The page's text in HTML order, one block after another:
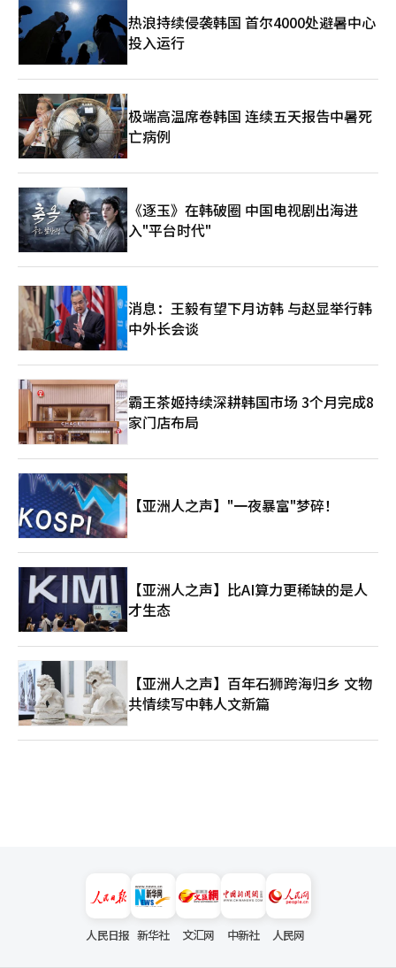
的增长势头持续。GS更鲜第二季度快速消费品销售额同比增长
49.5%。快速消费品在整体销售中所占比例也达到了9.9%，创下
历史新高。 购物频道GS购物在单品销售的推动下，继续改善业
绩。第二季度销售额为2682亿韩元，增长0.9%，营业利润为267
亿韩元，增长6%。自去年第四季度以来，连续三个季度业绩改
善。 GS购物在第二季度围绕时尚、美妆和家居，单品数量比去年
增加46%。“核心正品”、“杰森乌”等时尚品牌以及新推出的内
衣品牌“UBGS”、美妆自有品牌（PB）“VU”、健康功能食品
PB“简单生物”等均为销售贡献了力量。 通过将电视、移动设备
和社交媒体连接的销售策略，以及在移动应用内强化时尚、美妆、
食品专业区。 GS零售相关人士表示：“专注于提升便利店个别店
铺的盈利能力、改善现有店铺的体质和运营效率，最终促成了业绩
的改善。”
热浪持续侵袭韩国 首尔4000处避暑中心
投入运行
极端高温席卷韩国 连续五天报告中暑死
亡病例
《逐玉》在韩破圈 中国电视剧出海进
入"平台时代"
消息：王毅有望下月访韩 与赵显举行韩
中外长会谈
霸王茶姬持续深耕韩国市场 3个月完成8
家门店布局
【亚洲人之声】"一夜暴富"梦碎！
【亚洲人之声】比AI算力更稀缺的是人
才生态
【亚洲人之声】百年石狮跨海归乡 文物
共情续写中韩人文新篇
人民日报 新华社 文汇网 中新社 人民网